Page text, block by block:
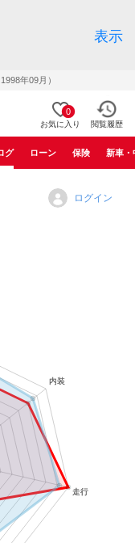
表示
年09月）
0
お気に入り 閲覧履歴
グ ローン 保険 新車・
ログイン